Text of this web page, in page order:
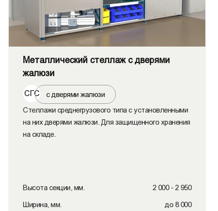
Металлический стеллаж с дверями
жалюзи
СГС
с дверями жалюзи
Стеллажи среднегрузового типа с установленными
на них дверями жалюзи. Для защищенного хранения
на складе.
Высота секции, мм. 2 000 - 2 950
Ширина, мм. до 8 000